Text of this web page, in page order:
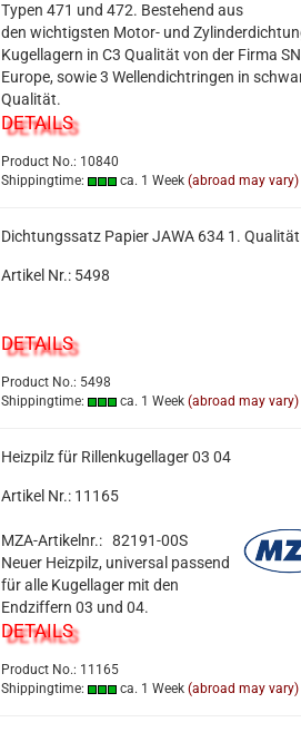
Typen 471 und 472. Bestehend aus
den wichtigsten Motor- und
Kugellagern in C3 Qualität von der Firma
Europe, sowie 3 Wellendichtringen in
Qualität.
DETAILS
Product No.: 10840
Shippingtime:
ca. 1 Week (abroad may vary)
Dichtungssatz Papier JAWA 634 1. Qualität
Artikel Nr.: 5498
DETAILS
Product No.: 5498
Shippingtime:
ca. 1 Week (abroad may vary)
Heizpilz für Rillenkugellager 03 04
Artikel Nr.: 11165
MZA-Artikelnr.: 82191-00S
Neuer Heizpilz, universal passend
für alle Kugellager mit den
Endziffern 03 und 04.
DETAILS
Product No.: 11165
Shippingtime:
ca. 1 Week (abroad may vary)